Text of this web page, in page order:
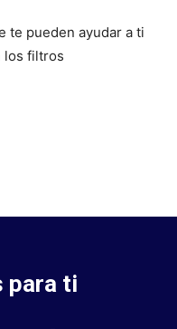
te pueden ayudar a ti
los filtros
para ti